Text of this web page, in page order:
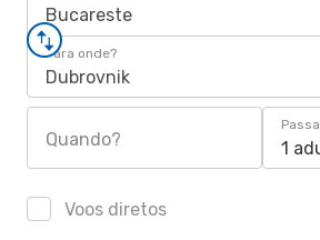
Bucareste
Para onde?
Dubrovnik
Quando? 1
Voos diretos